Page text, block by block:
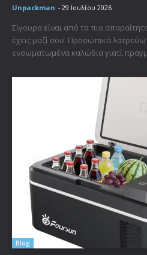
Unpackman - 29 Ιουλίου 2026
Σίγουρα είναι από τα πιο
έχεις μαζί σου. Προσωπικά
ενσωματωμένα καλώδια γιατί
Blog